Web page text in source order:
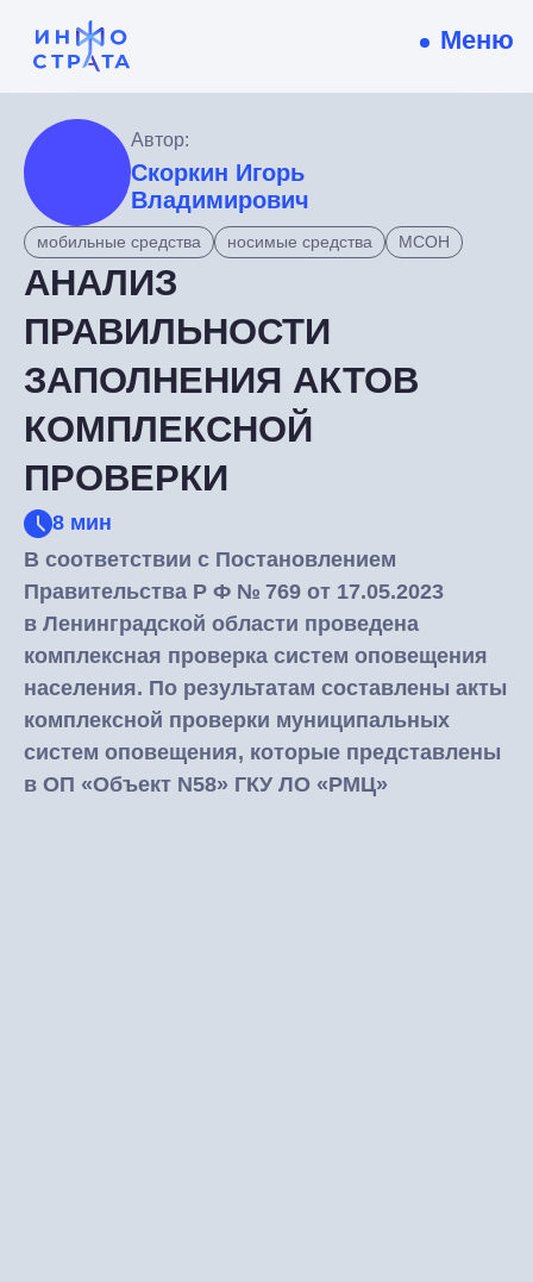
Автор:
Скоркин Игорь
Владимирович
мобильные средства носимые средства МСОН
АНАЛИЗ
ПРАВИЛЬНОСТИ
ЗАПОЛНЕНИЯ АКТОВ
КОМПЛЕКСНОЙ
ПРОВЕРКИ
8 мин
В соответствии с Постановлением
Правительства Р Ф № 769 от 17.05.2023
в Ленинградской области проведена
комплексная проверка систем оповещения
населения. По результатам составлены акты
комплексной проверки муниципальных
систем оповещения, которые представлены
в ОП «Объект N58» ГКУ ЛО «РМЦ»